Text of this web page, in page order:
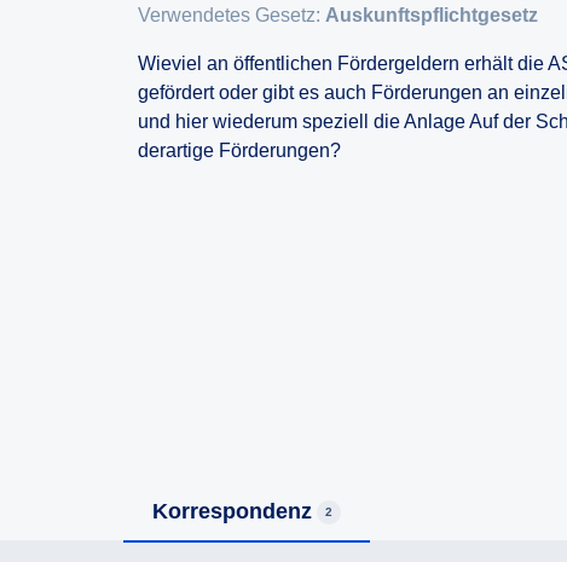
Verwendetes Gesetz: Auskunftspflichtgesetz
Wieviel an öffentlichen Fördergeldern erhält die
gefördert oder gibt es auch Förderungen an
und hier wiederum speziell die Anlage Auf der
derartige Förderungen?
Korrespondenz 2